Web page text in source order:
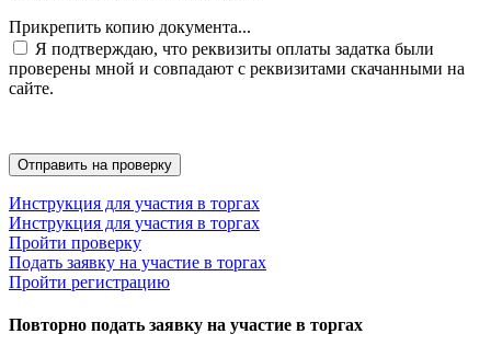
Прикрепить копию документа...
Я подтверждаю, что реквизиты оплаты задатка были
проверены мной и совпадают с реквизитами скачанными на
сайте.
Инструкция для участия в торгах
Инструкция для участия в торгах
Пройти проверку
Подать заявку на участие в торгах
Пройти регистрацию
Повторно подать заявку на участие в торгах